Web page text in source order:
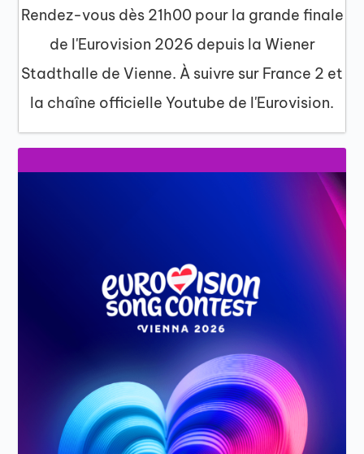
Rendez-vous dès 21h00 pour la grande finale
de l'Eurovision 2026 depuis la Wiener
Stadthalle de Vienne. À suivre sur France 2 et
la chaîne officielle Youtube de l'Eurovision.